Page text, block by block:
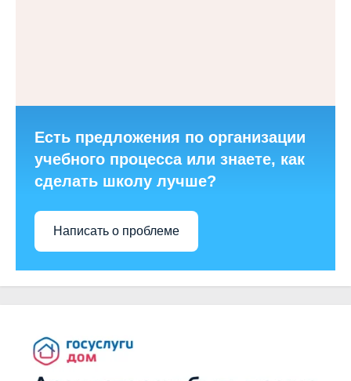
Есть предложения по организации
учебного процесса или знаете, как
сделать школу лучше?
Написать о проблеме